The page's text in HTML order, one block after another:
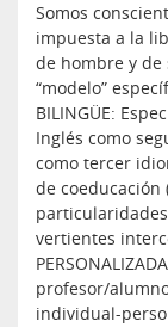
Somos
impuesta a la
de hombre y de
“modelo”
BILINGÜE:
Inglés como
como tercer
de coeducación
particularidades
vertientes
profesor/
individual-